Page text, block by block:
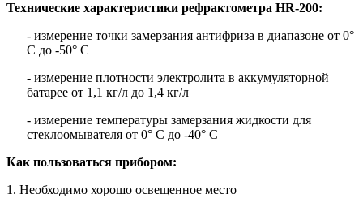
Технические характеристики рефрактометра HR-200:
- измерение точки замерзания антифриза в диапазоне от 0°
С до -50° С
- измерение плотности электролита в аккумуляторной
батарее от 1,1 кг/л до 1,4 кг/л
- измерение температуры замерзания жидкости для
стеклоомывателя от 0° С до -40° С
Как пользоваться прибором:
1. Необходимо хорошо освещенное место